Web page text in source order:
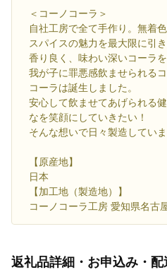
＜コーノコーラ＞
自社工房で全て手作り。無着
スパイスの魅力を最大限に引き
香り良く、味わい深いコーラを
我が子に罪悪感飲ませられる
コーラは誕生しました。
安心して飲ませてあげられる
なを笑顔にしていきたい！
そんな想いで日々製造していま
【原産地】
日本
【加工地（製造地）】
コーノコーラ工房 愛知県名古
返礼品詳細・お申込み・配